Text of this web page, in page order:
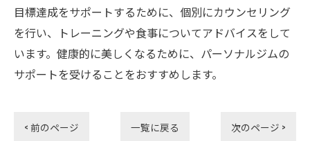
目標達成をサポートするために、個別にカウンセリング
を行い、トレーニングや食事についてアドバイスをして
います。健康的に美しくなるために、パーソナルジムの
サポートを受けることをおすすめします。
< 前のページ 一覧に戻る 次のページ >